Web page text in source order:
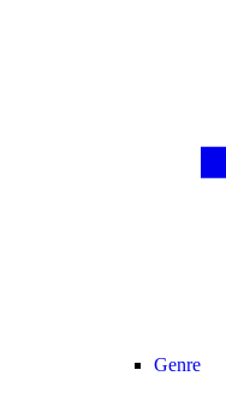
Genre